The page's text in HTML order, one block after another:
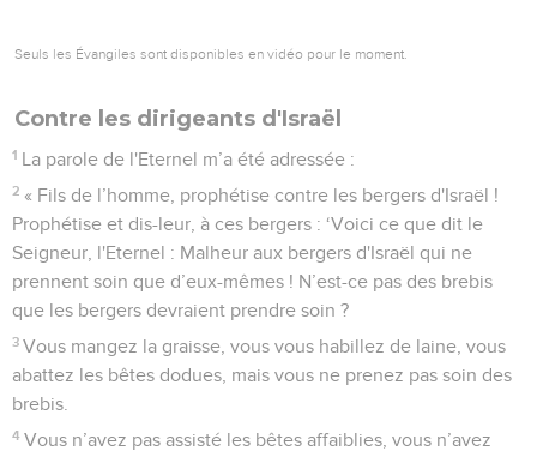
Seuls les Évangiles sont disponibles en vidéo pour le moment.
Contre les dirigeants d'Israël
1 La parole de l'Eternel m’a été adressée :
2 « Fils de l’homme, prophétise contre les bergers d'Israël !
Prophétise et dis-leur, à ces bergers : ‘Voici ce que dit le
Seigneur, l'Eternel : Malheur aux bergers d'Israël qui ne
prennent soin que d’eux-mêmes ! N’est-ce pas des brebis
que les bergers devraient prendre soin ?
3 Vous mangez la graisse, vous vous habillez de laine, vous
abattez les bêtes dodues, mais vous ne prenez pas soin des
brebis.
4 Vous n’avez pas assisté les bêtes affaiblies, vous n’avez